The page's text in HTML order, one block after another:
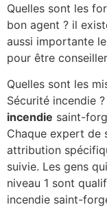
Quelles sont les
bon agent ? il
aussi importante
pour être
Quelles sont les
Sécurité incendie
incendie saint-
Chaque expert de
attribution
suivie. Les gens
niveau 1 sont
incendie saint-